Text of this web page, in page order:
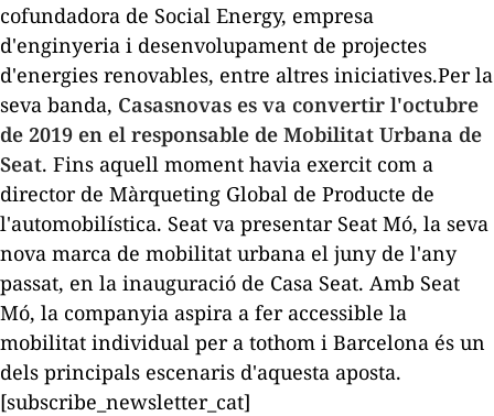
cofundadora de Social Energy, empresa
d'enginyeria i desenvolupament de projectes
d'energies renovables, entre altres iniciatives.Per la
seva banda, Casasnovas es va convertir l'octubre
de 2019 en el responsable de Mobilitat Urbana de
Seat. Fins aquell moment havia exercit com a
director de Màrqueting Global de Producte de
l'automobilística. Seat va presentar Seat Mó, la seva
nova marca de mobilitat urbana el juny de l'any
passat, en la inauguració de Casa Seat. Amb Seat
Mó, la companyia aspira a fer accessible la
mobilitat individual per a tothom i Barcelona és un
dels principals escenaris d'aquesta aposta.
[subscribe_newsletter_cat]